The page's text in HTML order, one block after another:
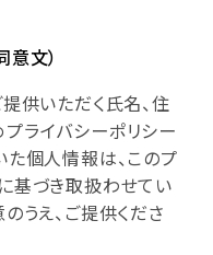
文）
供いただく氏名、住
ライバシーポリシー
た個人情報は、このプ
基づき取扱わせてい
うえ、ご提供くださ